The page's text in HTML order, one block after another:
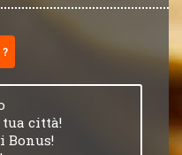
tua città!
Bonus!